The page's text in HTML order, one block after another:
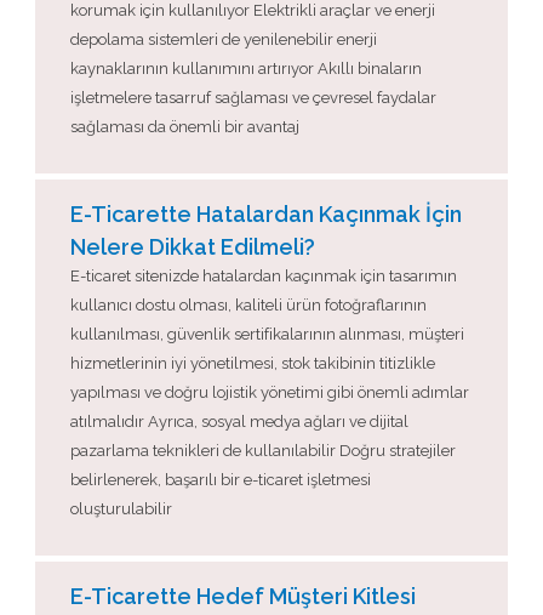
korumak için kullanılıyor Elektrikli araçlar ve enerji
depolama sistemleri de yenilenebilir enerji
kaynaklarının kullanımını artırıyor Akıllı binaların
işletmelere tasarruf sağlaması ve çevresel faydalar
sağlaması da önemli bir avantaj
E-Ticarette Hatalardan Kaçınmak İçin
Nelere Dikkat Edilmeli?
E-ticaret sitenizde hatalardan kaçınmak için tasarımın
kullanıcı dostu olması, kaliteli ürün fotoğraflarının
kullanılması, güvenlik sertifikalarının alınması, müşteri
hizmetlerinin iyi yönetilmesi, stok takibinin titizlikle
yapılması ve doğru lojistik yönetimi gibi önemli adımlar
atılmalıdır Ayrıca, sosyal medya ağları ve dijital
pazarlama teknikleri de kullanılabilir Doğru stratejiler
belirlenerek, başarılı bir e-ticaret işletmesi
oluşturulabilir
E-Ticarette Hedef Müşteri Kitlesi